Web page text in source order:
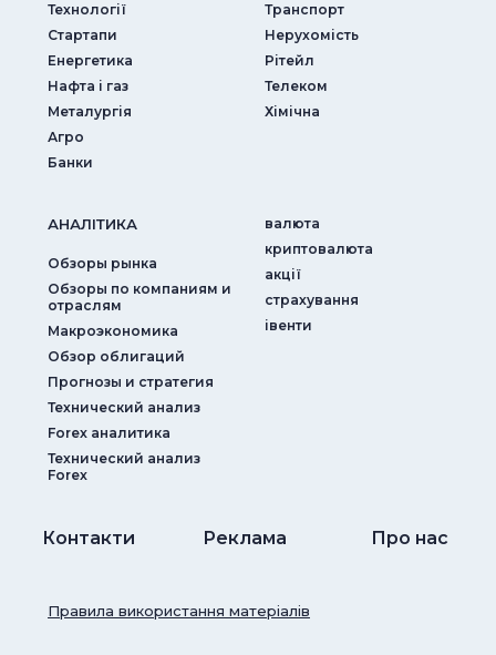
Технології
Стартапи
Енергетика
Нафта і газ
Металургія
Агро
Банки
Транспорт
Нерухомість
Рітейл
Телеком
Хімічна
АНАЛIТИКА
Обзоры рынка
Обзоры по компаниям и
отраслям
Макроэкономика
Обзор облигаций
Прогнозы и стратегия
Технический анализ
Forex аналитика
Технический анализ
Forex
валюта
криптовалюта
акції
страхування
iвенти
Контакти Реклама Про нас
Правила використання матеріалів